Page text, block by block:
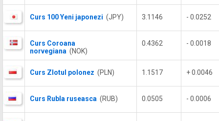
Curs 100 Yeni japonezi (JPY) 3.1146 - 0.0252
Curs Coroana
norvegiana (NOK)
0.4362 - 0.0018
Curs Zlotul polonez (PLN) 1.1517 + 0.0046
Curs Rubla ruseasca (RUB) 0.0505 - 0.0006